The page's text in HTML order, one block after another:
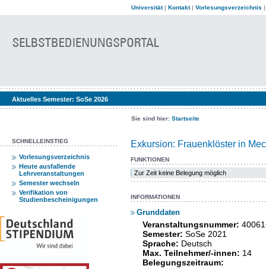
Universität| Kontakt| Vorlesungsverzeichnis
Aktuelles Semester: SoSe 2026
Sie sind hier: Startseite
SCHNELLEINSTIEG
Vorlesungsverzeichnis
Heute ausfallende
Lehrveranstaltungen
Semester wechseln
Verifikation von
Studienbescheinigungen
Exkursion: Frauenklöster in
FUNKTIONEN
Zur Zeit keine Belegung möglich
INFORMATIONEN
Grunddaten
Veranstaltungsnummer:
Semester: SoSe 2021
Sprache: Deutsch
Max. Teilnehmer/-innen: 14
Belegungszeitraum: